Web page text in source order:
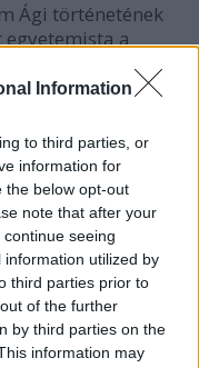
Information
to third parties, or
information for
the below opt-out
note that after your
seeing
utilized by
third parties prior to
of the further
by third parties on the
information may
Ági történetének
egyetemista a
ott válik